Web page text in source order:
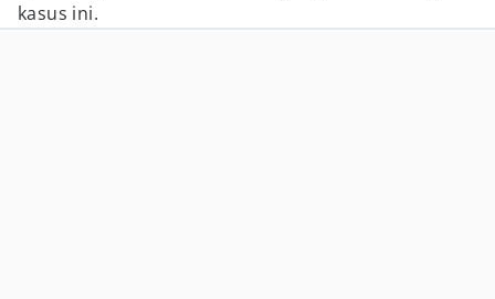
kasus ini.